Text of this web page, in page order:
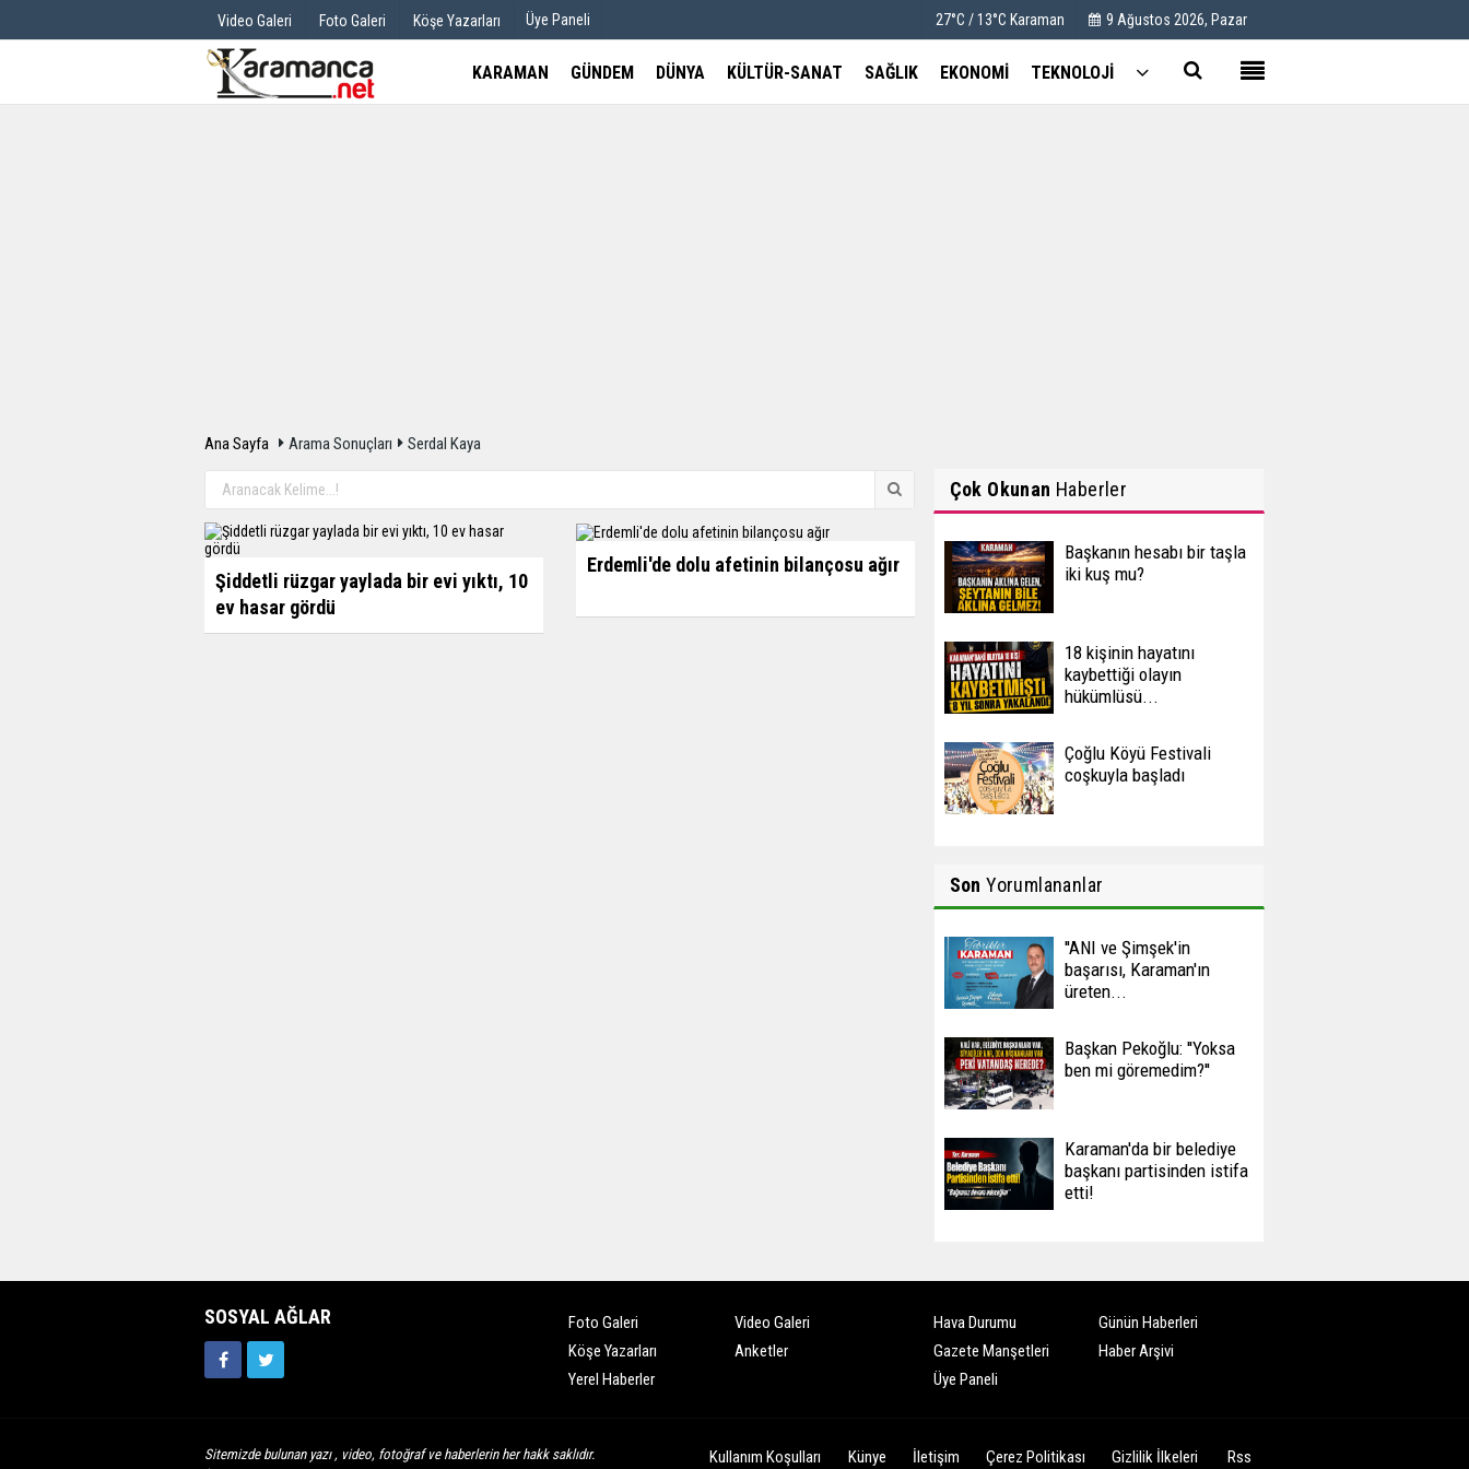
Video Galeri Foto Galeri Köşe Yazarları Üye Paneli 27°C / 13°C Karaman 9 Ağustos 2026, Pazar
KARAMAN GÜNDEM DÜNYA KÜLTÜR-SANAT SAĞLIK EKONOMİ TEKNOLOJİ
Ana Sayfa Arama Sonuçları Serdal Kaya
Şiddetli rüzgar yaylada bir evi yıktı, 10
ev hasar gördü
Erdemli'de dolu afetinin bilançosu ağır
Çok Okunan Haberler
Başkanın hesabı bir taşla
iki kuş mu?
18 kişinin hayatını
kaybettiği olayın
hükümlüsü...
Çoğlu Köyü Festivali
coşkuyla başladı
Son Yorumlananlar
''ANI ve Şimşek'in
başarısı, Karaman'ın
üreten...
Başkan Pekoğlu: ''Yoksa
ben mi göremedim?''
Karaman'da bir belediye
başkanı partisinden istifa
etti!
SOSYAL AĞLAR Foto Galeri
Video Galeri
Köşe Yazarları
Anketler
Yerel Haberler
Hava Durumu
Günün Haberleri
Gazete Manşetleri
Haber Arşivi
Üye Paneli
Sitemizde bulunan yazı , video, fotoğraf ve haberlerin her hakk saklıdır.
Kullanım Koşulları Künye İletişim Çerez Politikası Gizlilik İlkeleri Rss